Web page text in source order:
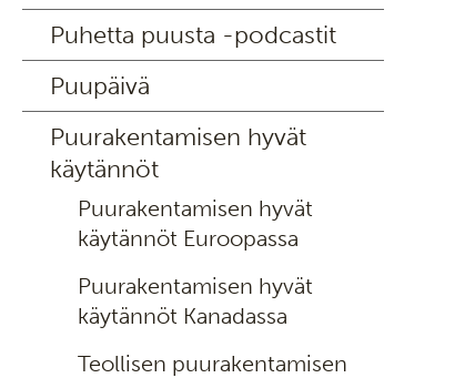
Puhetta puusta -podcastit
Puupäivä
Puurakentamisen hyvät
käytännöt
Puurakentamisen hyvät
käytännöt Euroopassa
Puurakentamisen hyvät
käytännöt Kanadassa
Teollisen puurakentamisen